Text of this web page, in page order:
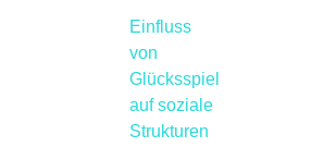
Einfluss
von
Glücksspiel
auf soziale
Strukturen